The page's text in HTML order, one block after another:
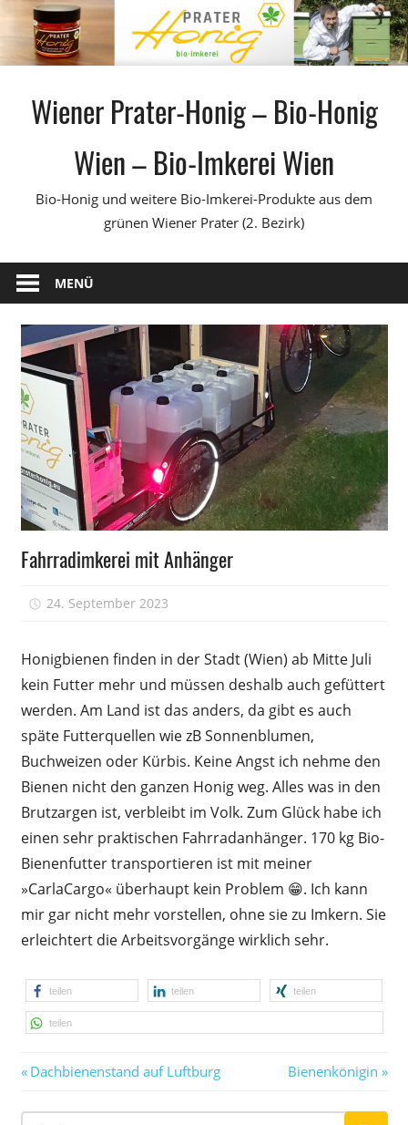
Inhalt
springen
Wiener Prater-Honig – Bio-Honig
Wien – Bio-Imkerei Wien
Bio-Honig und weitere Bio-Imkerei-Produkte aus dem
grünen Wiener Prater (2. Bezirk)
MENÜ
Fahrradimkerei mit Anhänger
24. September 2023
Honigbienen finden in der Stadt (Wien) ab Mitte Juli
kein Futter mehr und müssen deshalb auch gefüttert
werden. Am Land ist das anders, da gibt es auch
späte Futterquellen wie zB Sonnenblumen,
Buchweizen oder Kürbis. Keine Angst ich nehme den
Bienen nicht den ganzen Honig weg. Alles was in den
Brutzargen ist, verbleibt im Volk. Zum Glück habe ich
einen sehr praktischen Fahrradanhänger. 170 kg Bio-
Bienenfutter transportieren ist mit meiner
»CarlaCargo« überhaupt kein Problem 😁. Ich kann
mir gar nicht mehr vorstellen, ohne sie zu Imkern. Sie
erleichtert die Arbeitsvorgänge wirklich sehr.
teilen teilen teilen
teilen
Beitragsnavigation
Vorheriger
Dachbienenstand auf Luftburg
Nächster
Bienenkönigin